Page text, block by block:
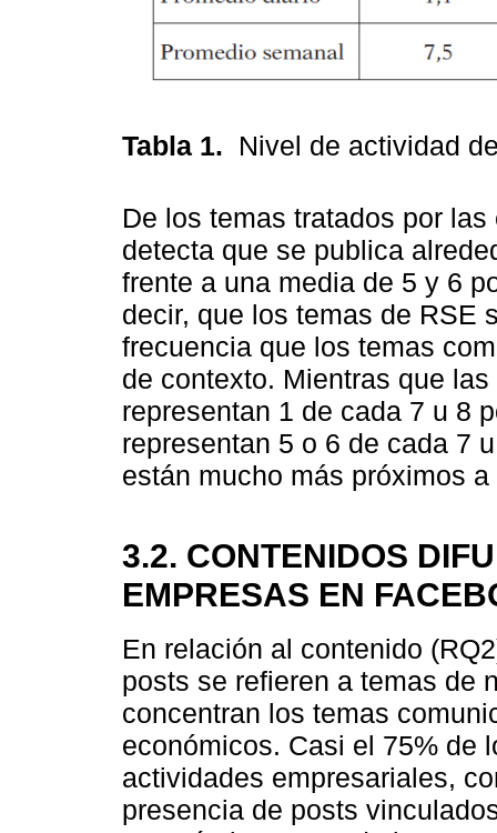
Tabla 1. Nivel de actividad
De los temas tratados por
detecta que se publica
frente a una media de 5 y 6
decir, que los temas de RSE
frecuencia que los temas
de contexto. Mientras que
representan 1 de cada 7 u 8
representan 5 o 6 de cada 7
están mucho más próximos
3.2. CONTENIDOS
EMPRESAS EN
En relación al contenido
posts se refieren a temas de
concentran los temas
económicos. Casi el 75% de
actividades empresariales,
presencia de posts